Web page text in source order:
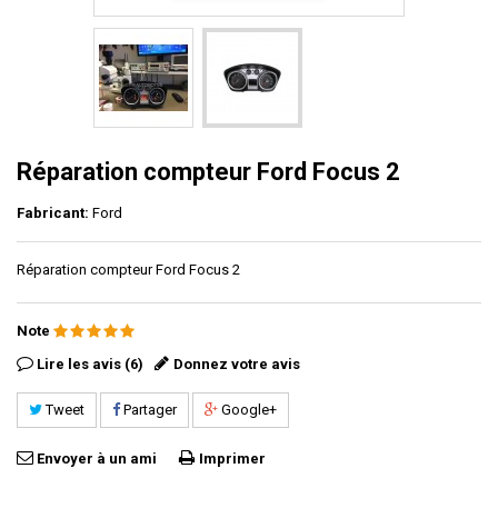
Réparation compteur Ford Focus 2
Fabricant: Ford
Réparation compteur Ford Focus 2
Note
Lire les avis (6)
Donnez votre avis
Tweet Partager Google+
Envoyer à un ami Imprimer